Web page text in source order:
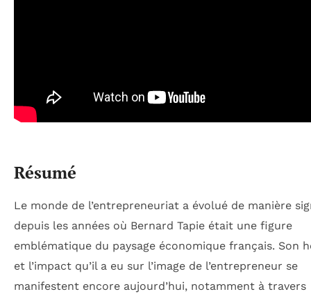
Résumé
Le monde de l’entrepreneuriat a évolué de manière
depuis les années où Bernard Tapie était une figure
emblématique du paysage économique français. Son
et l’impact qu’il a eu sur l’image de l’entrepreneur se
manifestent encore aujourd’hui, notamment à travers